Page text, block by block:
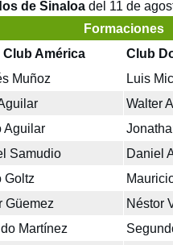
de Sinaloa del 11 de
Formaciones
Club América
Club
Muñoz
Luis
Walter
Aguilar
Samudio
Daniel
Goltz
Güemez
Néstor
Martínez